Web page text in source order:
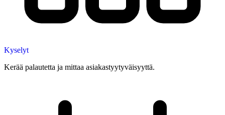
Kyselyt
Kerää palautetta ja mittaa asiakastyytyväisyyttä.